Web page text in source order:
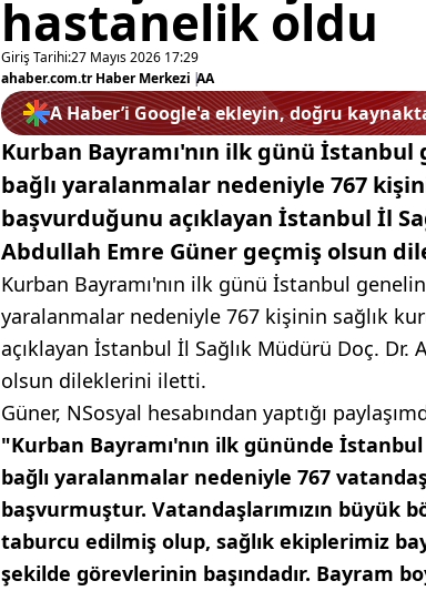
hastanelik oldu
Giriş Tarihi:27 Mayıs 2026 17:29
ahaber.com.tr Haber Merkezi |AA
A Haber’i Google'a ekleyin, doğru
Kurban Bayramı'nın ilk günü
bağlı yaralanmalar nedeniyle 767
başvurduğunu açıklayan İstanbul İl
Abdullah Emre Güner geçmiş olsun
Kurban Bayramı'nın ilk günü İstanbul
yaralanmalar nedeniyle 767 kişinin sağlık
açıklayan İstanbul İl Sağlık Müdürü Doç. Dr.
olsun dileklerini iletti.
Güner, NSosyal hesabından yaptığı
"Kurban Bayramı'nın ilk gününde
bağlı yaralanmalar nedeniyle 767
başvurmuştur. Vatandaşlarımızın büyük
taburcu edilmiş olup, sağlık ekiplerimiz
şekilde görevlerinin başındadır. Bayram